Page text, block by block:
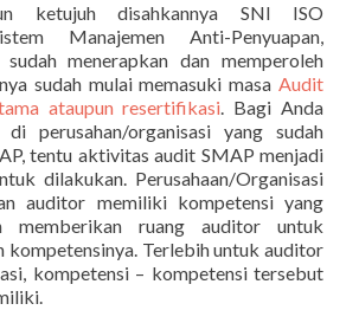
ketujuh disahkannya SNI ISO
Manajemen Anti-Penyuapan,
menerapkan dan memperoleh
sudah mulai memasuki masa Audit
ataupun resertifikasi. Bagi Anda
perusahan/organisasi yang sudah
tentu aktivitas audit SMAP menjadi
dilakukan. Perusahaan/Organisasi
auditor memiliki kompetensi yang
memberikan ruang auditor untuk
kompetensinya. Terlebih untuk auditor
kompetensi – kompetensi tersebut